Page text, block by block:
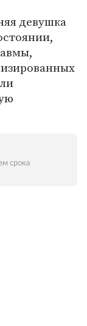
девушка
срока